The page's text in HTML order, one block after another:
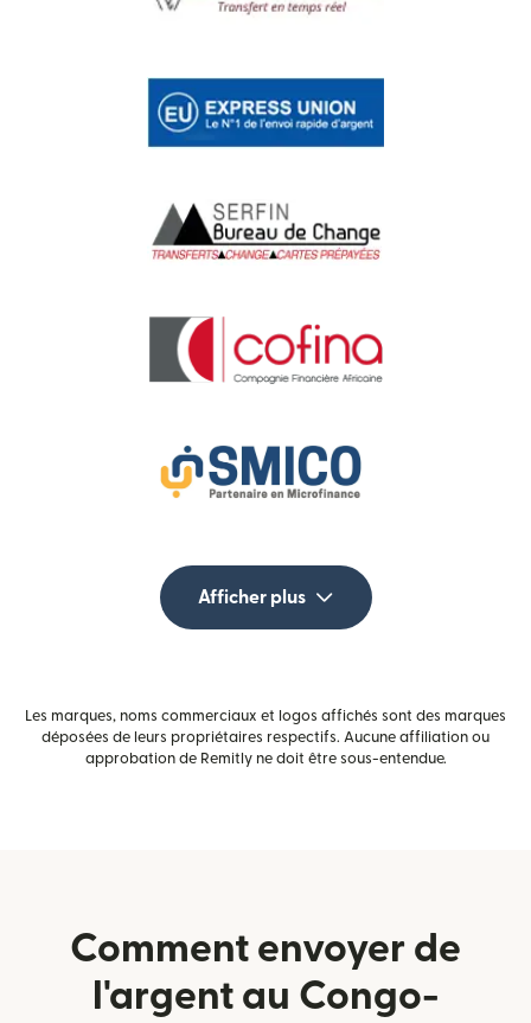
Afficher plus
Les marques, noms commerciaux et logos affichés sont des marques
déposées de leurs propriétaires respectifs. Aucune affiliation ou
approbation de Remitly ne doit être sous-entendue.
Comment envoyer de
l'argent au Congo-